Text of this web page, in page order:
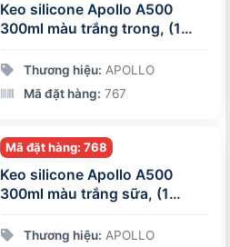
Keo silicone Apollo A500
300ml màu trắng trong, (1
Thương hiệu: APOLLO
Mã đặt hàng: 767
Mã đặt hàng: 768
Keo silicone Apollo A500
300ml màu trắng sữa, (1
Thương hiệu: APOLLO